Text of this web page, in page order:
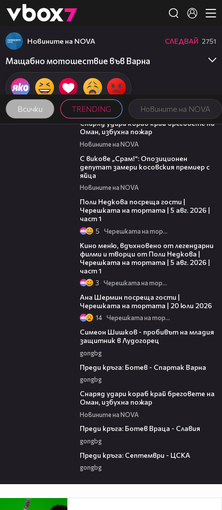
👾
Всички TRENDING Новините на NOVA
Новините на NOVA СЛЕДВАЙ 2751
Мащабно мотошествие във Варна
01:04
Снаряд удари кораб край бреговете на
Оман, избухна пожар
Новините на NOVA
С викове „Срам!“: Опозиционен
депутат замери косовския премиер с
яйца
Новините на NOVA
Поли Недкова посреща гости |
Черешката на тортата | 5 авг. 2026 |
част 1
5 Черешката на тортата
Кино меню, вдъхновено от легендарни
филми и творци от Поли Недкова |
Черешката на тортата | 5 авг. 2026 |
част 1
3 Черешката на тортата
Ана Шермин посреща гости |
Черешката на тортата | 20 юли 2026
14 Черешката на тортата
Симеон Шишков - пробивът на младия
защитник в Лудогорец
gongbg
Преди кръга: Ботев - Спартак Варна
gongbg
Снаряд удари кораб край бреговете на
Оман, избухна пожар
Новините на NOVA
Преди кръга: Ботев Враца - Славия
gongbg
Преди кръга: Септември - ЦСКА
gongbg